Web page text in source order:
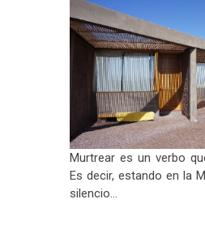
Murtrear es un verbo
Es decir, estando en la
silencio...